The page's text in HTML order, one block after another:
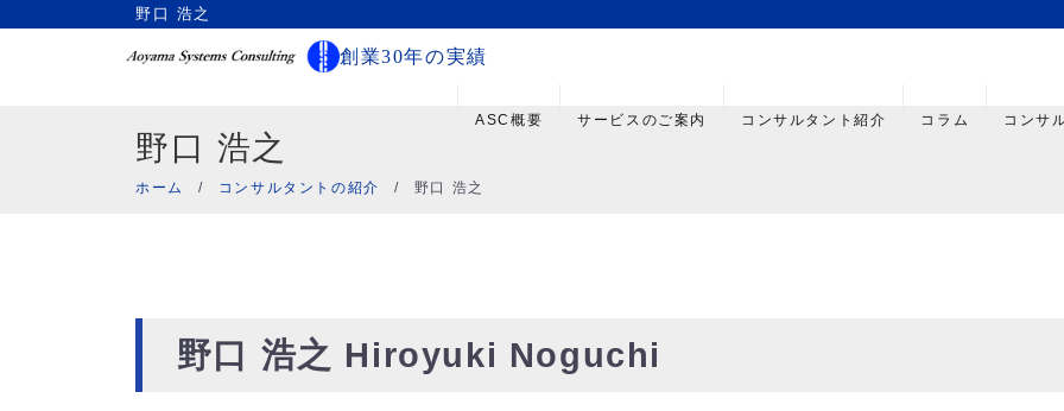
野口 浩之
創業30年の実績
ASC概要 サービスのご案内 コンサルタント紹介 コラム コンサ
野口 浩之
ホーム / コンサルタントの紹介 / 野口 浩之
野口 浩之 Hiroyuki Noguchi